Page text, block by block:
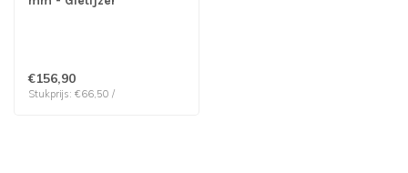
€156,90
Stukprijs: €66,50 /